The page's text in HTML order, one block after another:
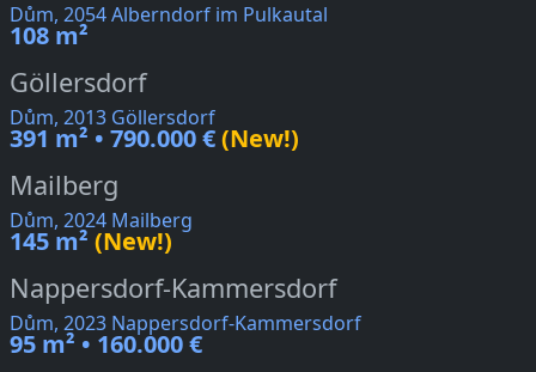
Dům, 2054 Alberndorf im Pulkautal
108 m²
Göllersdorf
Dům, 2013 Göllersdorf
391 m² • 790.000 €(New!)
Mailberg
Dům, 2024 Mailberg
145 m² (New!)
Nappersdorf-Kammersdorf
Dům, 2023 Nappersdorf-Kammersdorf
95 m² • 160.000 €